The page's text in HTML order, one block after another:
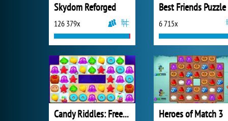
Skydom Reforged
126 379x
Best Friends Puzzle
6 715x
Candy Riddles: Free Match 3 Heroes of Match 3